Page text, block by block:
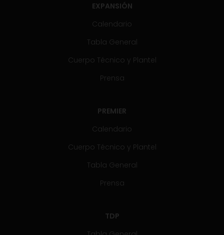
EXPANSIÓN
Calendario
Tabla General
Cuerpo Técnico y Plantel
Prensa
PREMIER
Calendario
Cuerpo Técnico y Plantel
Tabla General
Prensa
TDP